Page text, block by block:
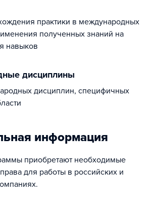
полученных знаний на
навыков
дисциплины
информация
приобретают необходимые
для работы в российских и